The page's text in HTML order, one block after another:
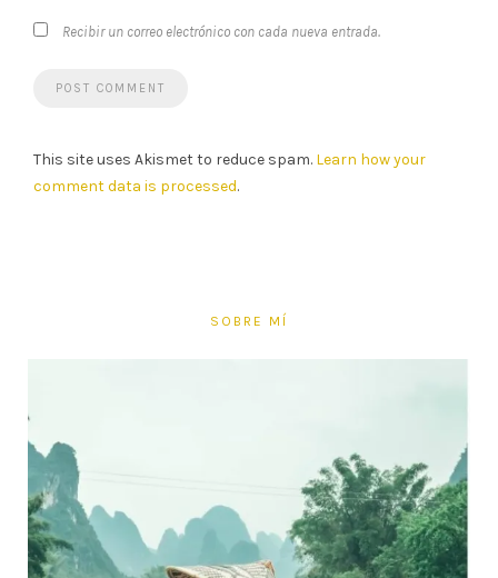
Recibir un correo electrónico con cada nueva entrada.
This site uses Akismet to reduce spam. Learn how your
comment data is processed.
SOBRE MÍ